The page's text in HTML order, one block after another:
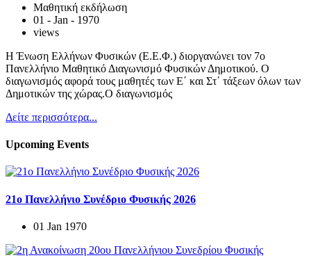
Μαθητική εκδήλωση
01 - Jan - 1970
views
Η Ένωση Ελλήνων Φυσικών (Ε.Ε.Φ.) διοργανώνει τον 7ο
Πανελλήνιο Μαθητικό Διαγωνισμό Φυσικών Δημοτικού. Ο
διαγωνισμός αφορά τους μαθητές των Ε΄ και Στ΄ τάξεων όλων των
Δημοτικών της χώρας.Ο διαγωνισμός
Δείτε περισσότερα...
Upcoming Events
21ο Πανελλήνιο Συνέδριο Φυσικής 2026
01 Jan 1970